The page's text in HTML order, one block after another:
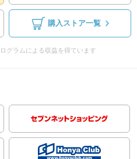
購入ストア一覧
グラムによる収益を得ています